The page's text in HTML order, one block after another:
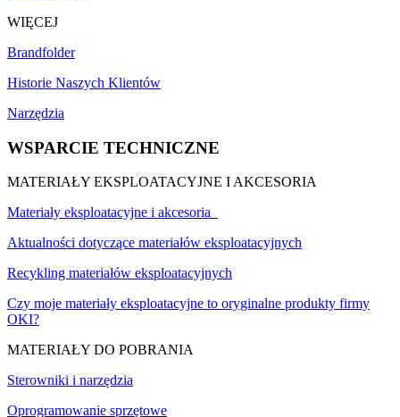
WIĘCEJ
Brandfolder
Historie Naszych Klientów
Narzędzia
WSPARCIE TECHNICZNE
MATERIAŁY EKSPLOATACYJNE I AKCESORIA
Materiały eksploatacyjne i akcesoria
Aktualności dotyczące materiałów eksploatacyjnych
Recykling materiałów eksploatacyjnych
Czy moje materiały eksploatacyjne to oryginalne produkty firmy
OKI?
MATERIAŁY DO POBRANIA
Sterowniki i narzędzia
Oprogramowanie sprzętowe